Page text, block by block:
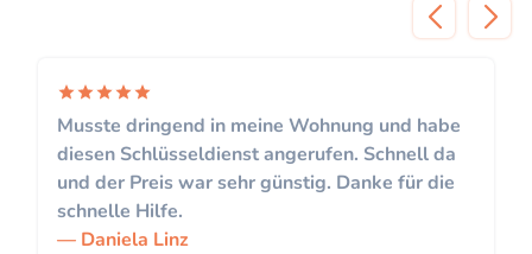
Musste dringend in meine Wohnung und habe
diesen Schlüsseldienst angerufen. Schnell da
und der Preis war sehr günstig. Danke für die
schnelle Hilfe.
Daniela Linz